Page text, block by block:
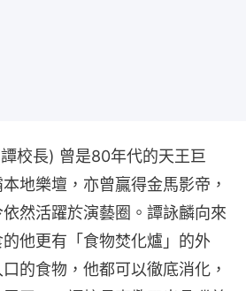
校長) 曾是80年代的天王巨
地樂壇，亦曾贏得金馬影帝，
然活躍於演藝圈。譚詠麟向來
他更有「食物焚化爐」的外
的食物，他都可以徹底消化，